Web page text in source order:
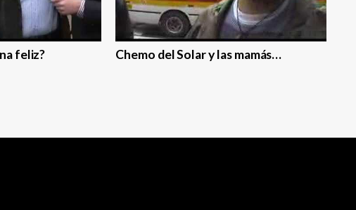
feliz? Chemo del Solar y las mamás…